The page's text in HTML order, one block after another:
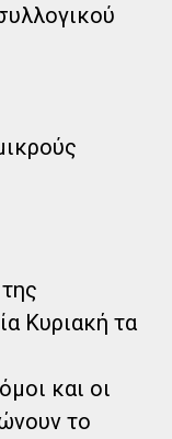
Κυριακή τα
και οι
το